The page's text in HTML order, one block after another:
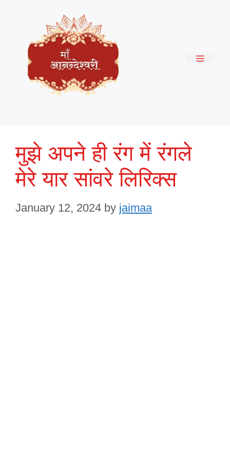
content
मुझे अपने ही रंग में रंगले
मेरे यार सांवरे लिरिक्स
January 12, 2024 by jaimaa